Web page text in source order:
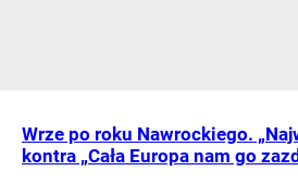
Wrze po roku Nawrockiego.
kontra „Cała Europa nam go